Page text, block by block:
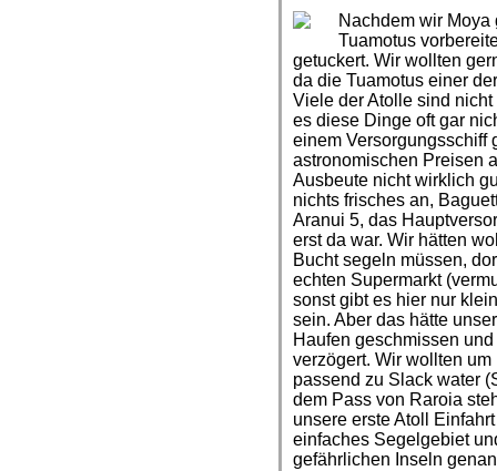
Nachdem wir
Tuamotus
getuckert. Wir wollten
da die Tuamotus einer
Viele der Atolle sind
es diese Dinge oft gar
einem Versorgungsschiff
astronomischen Preisen
Ausbeute nicht wirklich
nichts frisches an,
Aranui 5, das
erst da war. Wir hätten
Bucht segeln müssen,
echten Supermarkt
sonst gibt es hier nur
sein. Aber das hätte
Haufen geschmissen
verzögert. Wir wollten
passend zu Slack water
dem Pass von Raroia
unsere erste Atoll
einfaches Segelgebiet
gefährlichen Inseln